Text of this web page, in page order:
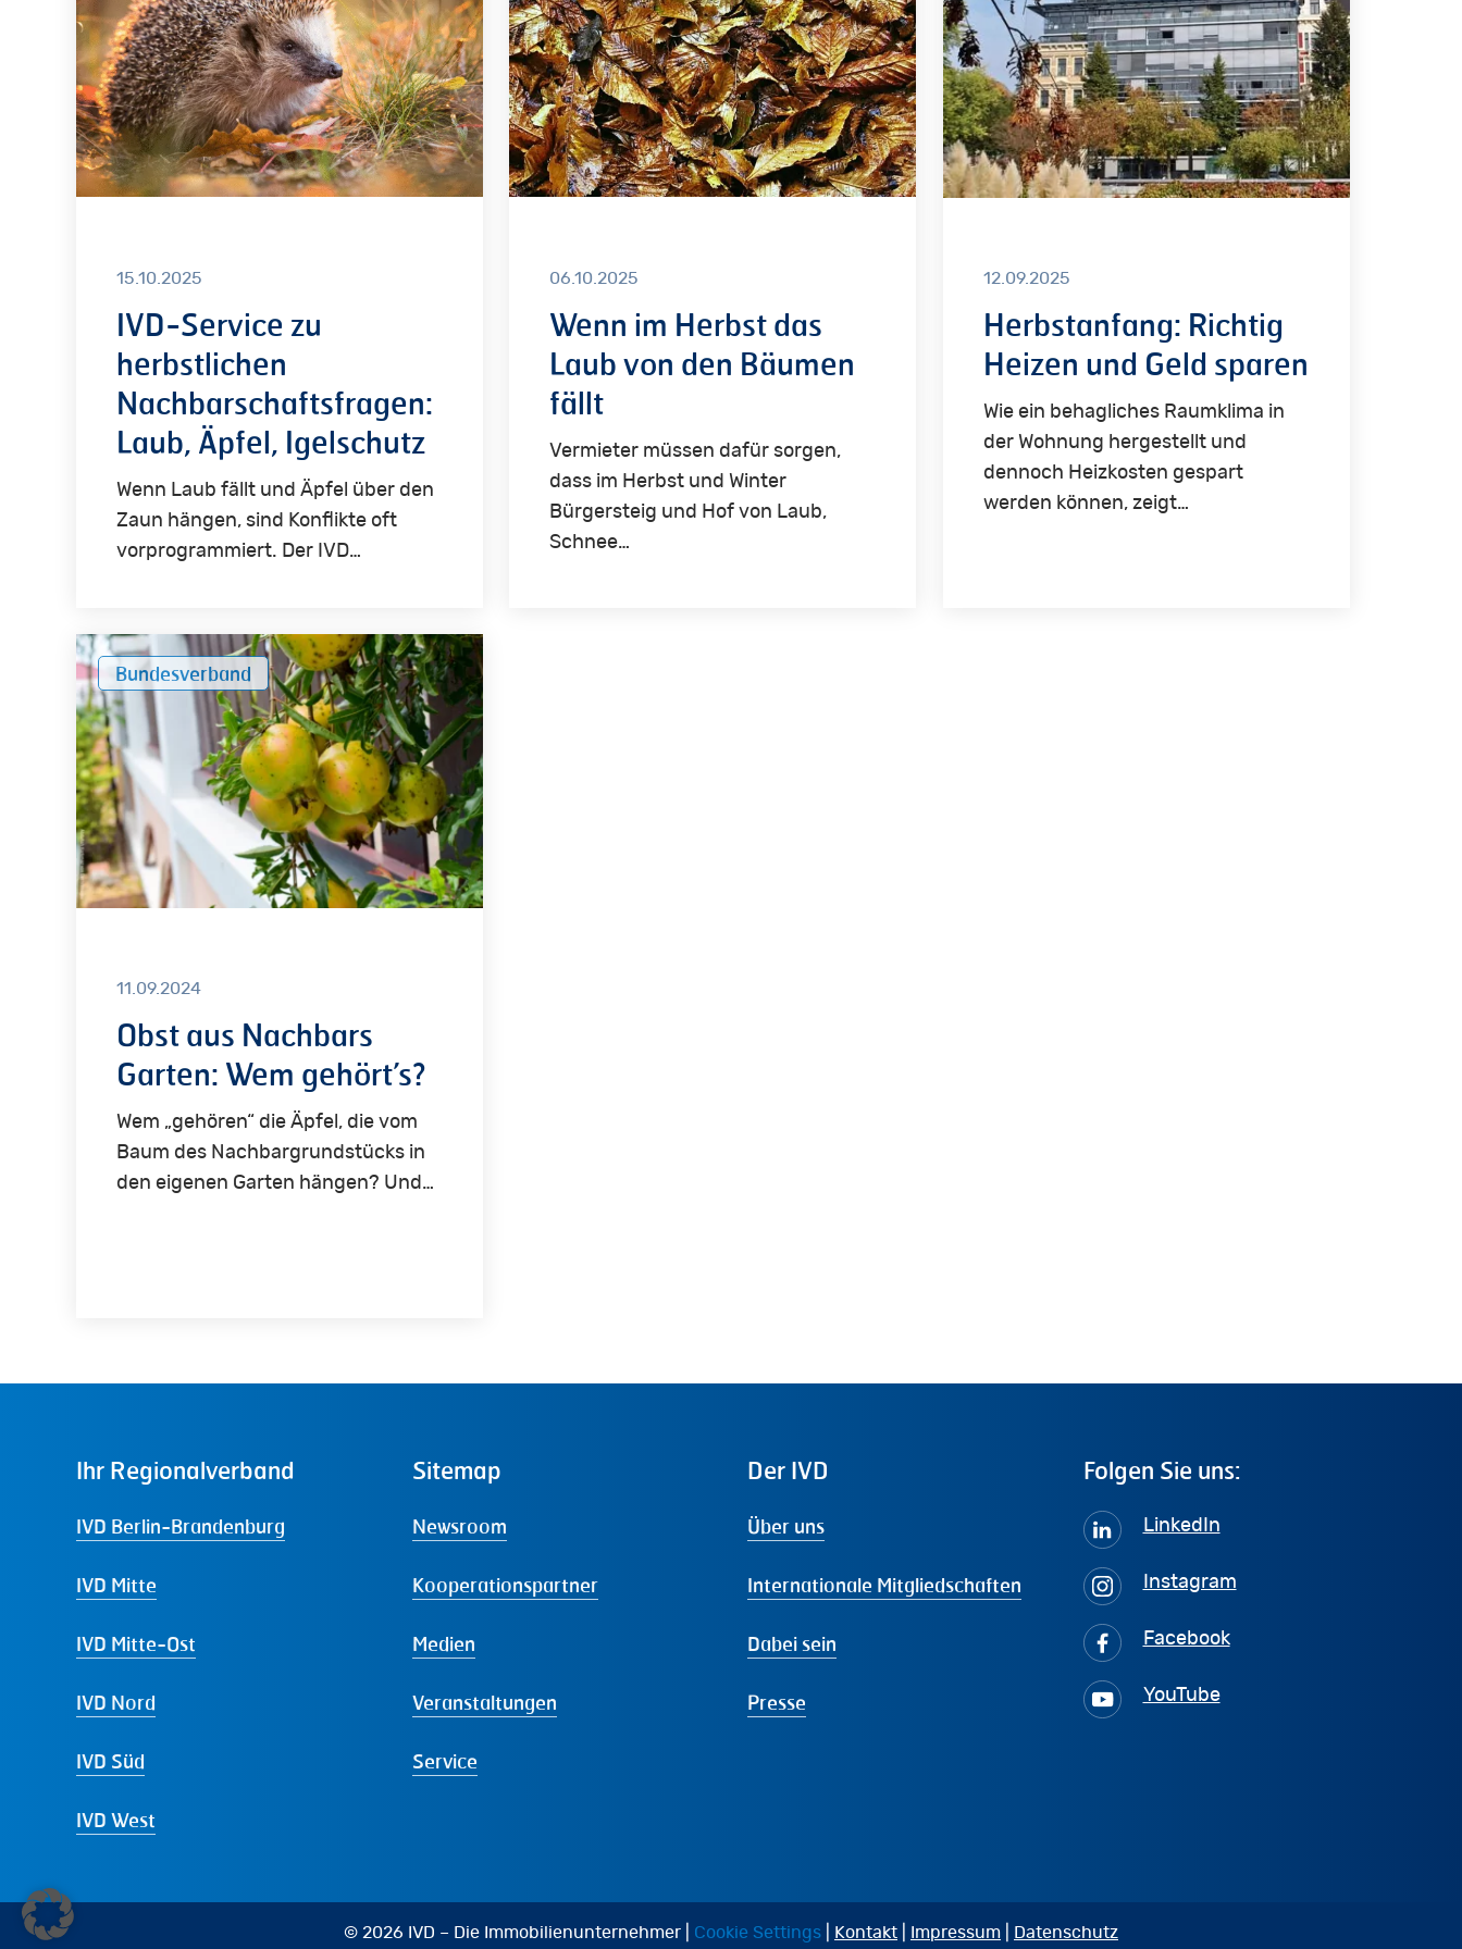
herbstlichen
Nachbarschaftsfragen:
Laub,
Äpfel,
Igelschutz
15.10.2025
IVD-Service zu
herbstlichen
Nachbarschaftsfragen:
Laub, Äpfel, Igelschutz
Wenn Laub fällt und Äpfel über den
Zaun hängen, sind Konflikte oft
vorprogrammiert. Der IVD…
das
Laub
von
den
Bäumen
fällt
06.10.2025
Wenn im Herbst das
Laub von den Bäumen
fällt
Vermieter müssen dafür sorgen,
dass im Herbst und Winter
Bürgersteig und Hof von Laub,
Schnee…
und
Geld
sparen
12.09.2025
Herbstanfang: Richtig
Heizen und Geld sparen
Wie ein behagliches Raumklima in
der Wohnung hergestellt und
dennoch Heizkosten gespart
werden können, zeigt…
Obst
aus
Nachbars
Garten:
Wem
gehört’s?
Bundesverband
11.09.2024
Obst aus Nachbars
Garten: Wem gehört’s?
Wem „gehören“ die Äpfel, die vom
Baum des Nachbargrundstücks in
den eigenen Garten hängen? Und…
Ihr Regionalverband
IVD Berlin-Brandenburg
IVD Mitte
IVD Mitte-Ost
IVD Nord
IVD Süd
IVD West
Sitemap
Newsroom
Kooperationspartner
Medien
Veranstaltungen
Service
Der IVD
Über uns
Internationale Mitgliedschaften
Dabei sein
Presse
Folgen Sie uns:
LinkedIn
Instagram
Facebook
YouTube
© 2026 IVD – Die Immobilienunternehmer | Cookie Settings Kontakt Impressum Datenschutz